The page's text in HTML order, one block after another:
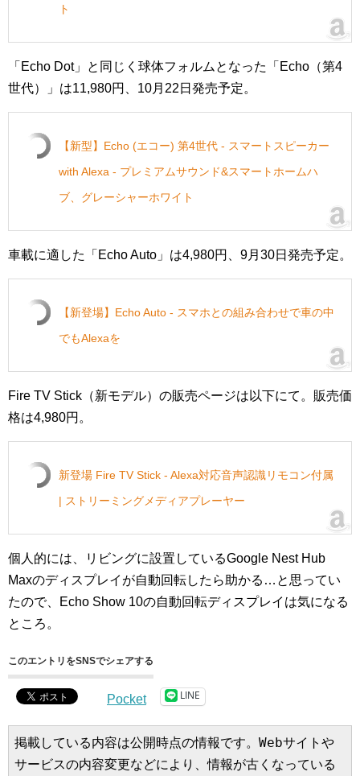
ト
「Echo Dot」と同じく球体フォルムとなった「Echo（第4
世代）」は11,980円、10月22日発売予定。
【新型】Echo (エコー) 第4世代 - スマートスピーカー
with Alexa - プレミアムサウンド&スマートホームハ
ブ、グレーシャーホワイト
車載に適した「Echo Auto」は4,980円、9月30日発売予定。
【新登場】Echo Auto - スマホとの組み合わせで車の中
でもAlexaを
Fire TV Stick（新モデル）の販売ページは以下にて。販売価
格は4,980円。
新登場 Fire TV Stick - Alexa対応音声認識リモコン付属
| ストリーミングメディアプレーヤー
個人的には、リビングに設置しているGoogle Nest Hub
Maxのディスプレイが自動回転したら助かる…と思ってい
たので、Echo Show 10の自動回転ディスプレイは気になる
ところ。
このエントリをSNSでシェアする
Pocket LINE
掲載している内容は公開時点の情報です。Webサイトや
サービスの内容変更などにより、情報が古くなっている